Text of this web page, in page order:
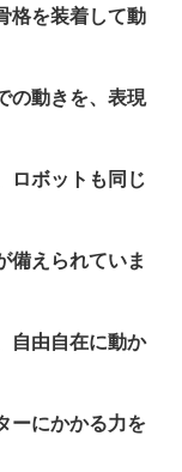
格を装着して動
の動きを、表現
ロボットも同じ
備えられていま
自由自在に動か
ーにかかる力を